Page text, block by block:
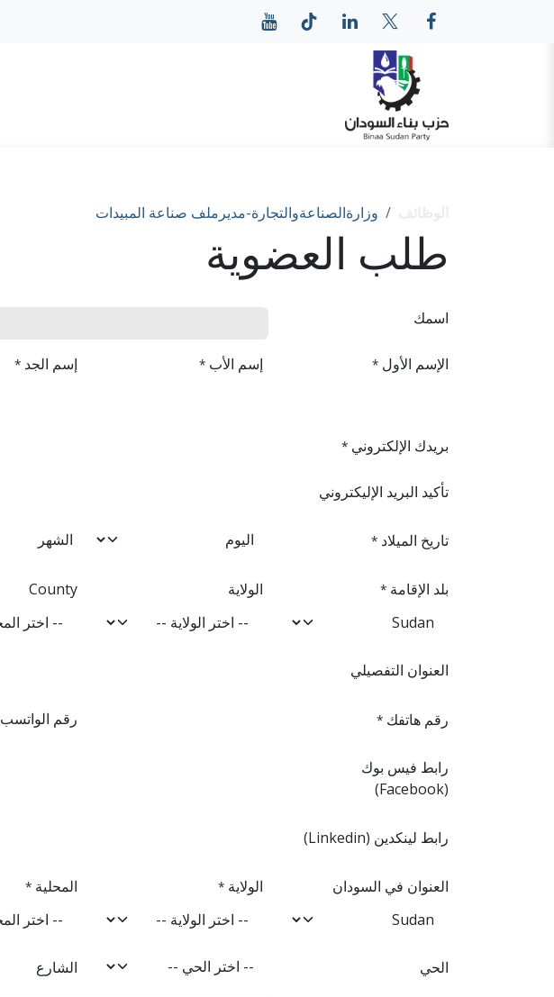
تخطي للذهاب إلى المحتوى
وزارةالصناعةوالتجارة-مديرملف صناعة المبيدات
طلب العضوية
اسمك
الإسم الأول * إسم الأب * إسم الجد *
بريدك الإلكتروني *
تأكيد البريد الإليكتروني
تاريخ الميلاد *
بلد الإقامة * الولاية County
العنوان التفصيلي
رقم هاتفك * رقم الواتسب
رابط فيس بوك
(Facebook)
رابط لينكدين (Linkedin)
العنوان في السودان الولاية * المحلية*
الحي الشارع